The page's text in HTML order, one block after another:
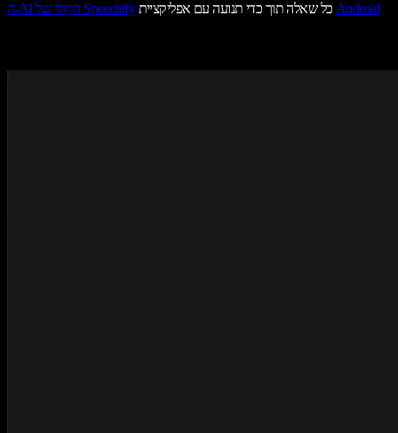
ה-AI הקולי של Speechify
כל שאלה תוך כדי תנועה עם אפליקצייתAndroid